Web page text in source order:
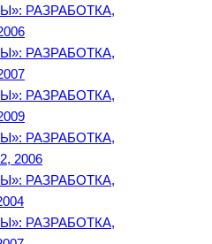
РАЗРАБОТКА,
РАЗРАБОТКА,
РАЗРАБОТКА,
РАЗРАБОТКА,
2006
РАЗРАБОТКА,
РАЗРАБОТКА,